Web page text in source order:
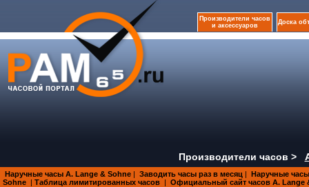
Производители часов
и аксессуаров
Доска
Производители часов >
Наручные часы A. Lange & Sohne | Заводить часы раз в месяц | Наручные
Sohne | Таблица лимитированных часов | Официальный сайт часов A. Lange